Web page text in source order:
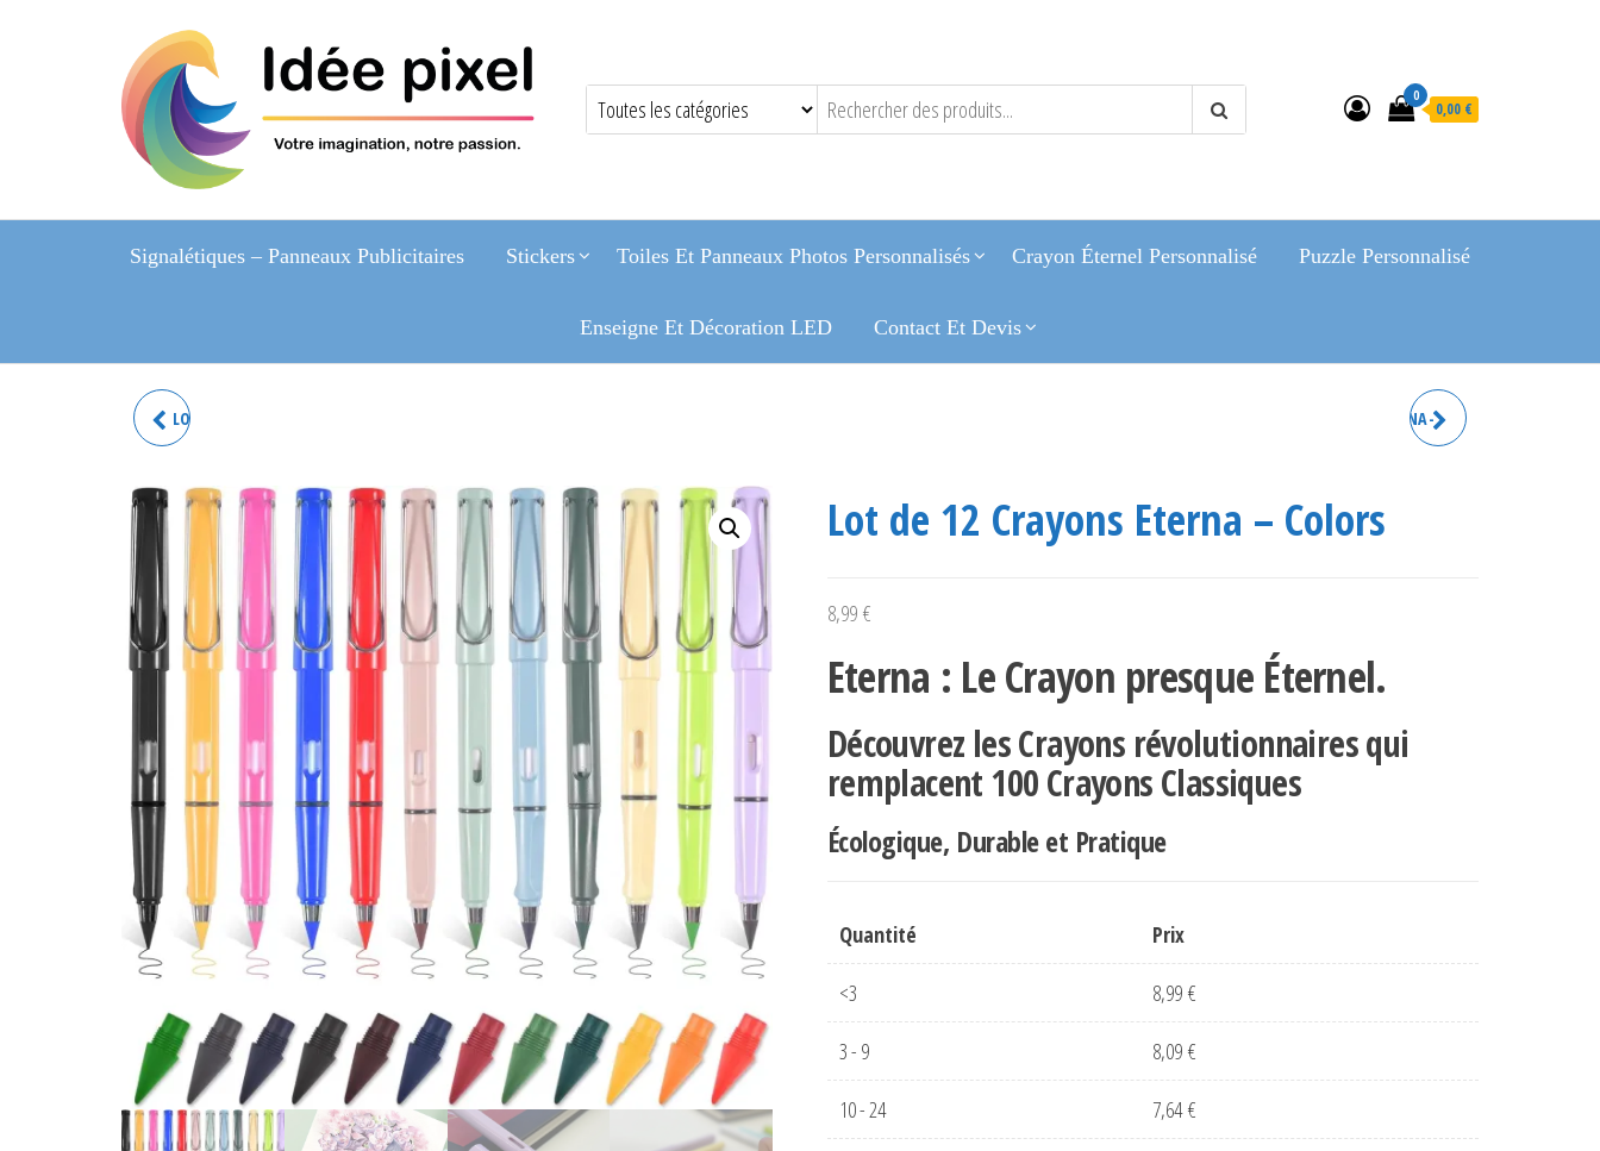
0
0,00 €
Signalétiques – Panneaux Publicitaires Stickers Toiles Et Panneaux Photos Personnalisés Crayon Éternel Personnalisé Puzzle Personnalisé
Enseigne Et Décoration LED Contact Et Devis
LOT DE 2 CRAYONS ETERNA - LOT DE 12 CRAYONS ETERNA -
Lot de 12 Crayons Eterna – Colors
8,99 €
Eterna : Le Crayon presque Éternel.
Découvrez les Crayons révolutionnaires qui
remplacent 100 Crayons Classiques
Écologique, Durable et Pratique
Quantité Prix
<3 8,99€
3 - 9 8,09€
10 - 24 7,64€